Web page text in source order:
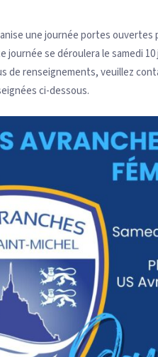
une journée portes ouvertes
journée se déroulera le samedi 10
de renseignements, veuillez
ci-dessous.